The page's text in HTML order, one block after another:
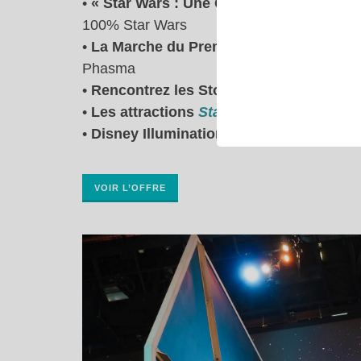
100% Star Wars
• La Marche du Premier Ordre
, le défilé
Phasma
• Rencontrez les Stormtroopers, Dark
• Les attractions Star Wars Hyperspace
• Disney Illuminations
VOIR L’OFFRE